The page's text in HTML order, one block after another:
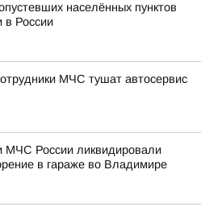
населённых пунктов
в России
МЧС тушат автосервис
МЧС России ликвидировали
в гараже во Владимире